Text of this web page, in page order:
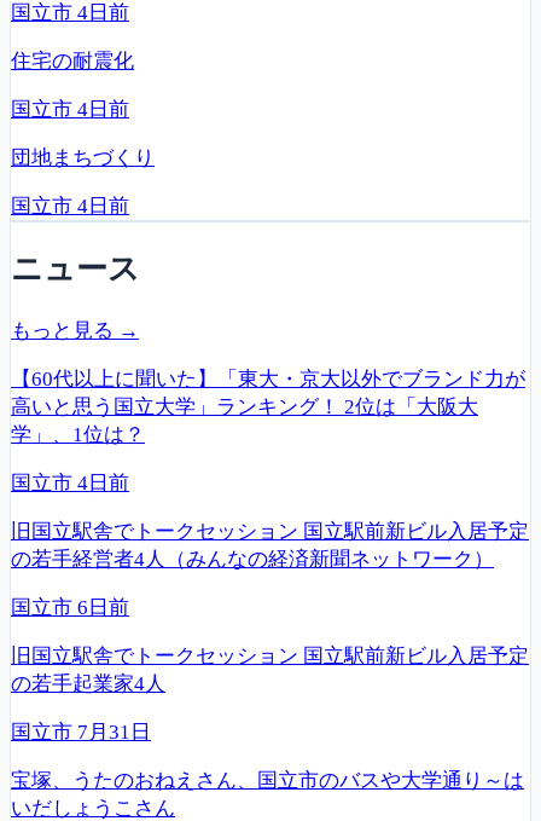
国立市 4日前
住宅の耐震化
国立市 4日前
団地まちづくり
国立市 4日前
ニュース
もっと見る →
【60代以上に聞いた】「東大・京大以外でブランド力が
高いと思う国立大学」ランキング！ 2位は「大阪大
学」、1位は？
国立市 4日前
旧国立駅舎でトークセッション 国立駅前新ビル入居予定
の若手経営者4人（みんなの経済新聞ネットワーク）
国立市 6日前
旧国立駅舎でトークセッション 国立駅前新ビル入居予定
の若手起業家4人
国立市 7月31日
宝塚、うたのおねえさん、国立市のバスや大学通り～は
いだしょうこさん